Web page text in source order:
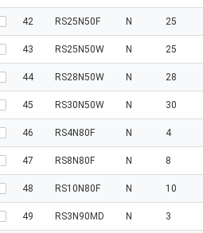
42 RS25N50F N 25
43 RS25N50W N 25
44 RS28N50W N 28
45 RS30N50W N 30
46 RS4N80F N 4
47 RS8N80F N 8
48 RS10N80F N 10
49 RS3N90MD N 3